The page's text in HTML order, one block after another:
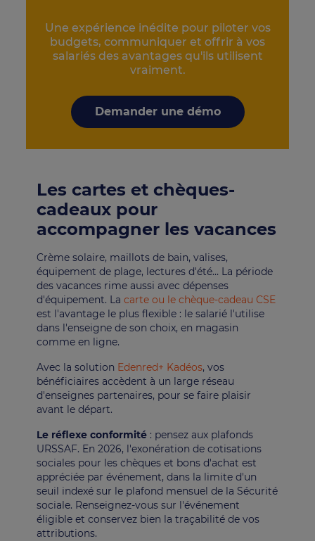
Une expérience inédite pour piloter vos
budgets, communiquer et offrir à vos
salariés des avantages qu'ils utilisent
vraiment.
Demander une démo
Les cartes et chèques-
cadeaux pour
accompagner les vacances
Crème solaire, maillots de bain, valises,
équipement de plage, lectures d'été… La période
des vacances rime aussi avec dépenses
d'équipement. Lacarte ou le chèque-cadeau CSE
est l'avantage le plus flexible : le salarié l'utilise
dans l'enseigne de son choix, en magasin
comme en ligne.
Avec la solution Edenred+ Kadéos, vos
bénéficiaires accèdent à un large réseau
d'enseignes partenaires, pour se faire plaisir
avant le départ.
Le réflexe conformité : pensez aux plafonds
URSSAF. En 2026, l'exonération de cotisations
sociales pour les chèques et bons d'achat est
appréciée par événement, dans la limite d'un
seuil indexé sur le plafond mensuel de la Sécurité
sociale. Renseignez-vous sur l'événement
éligible et conservez bien la traçabilité de vos
attributions.